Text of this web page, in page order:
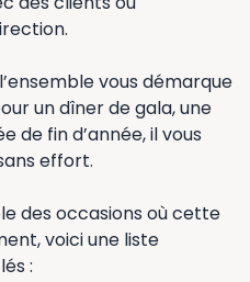
vous démarque
un dîner de gala, une
de fin d’année, il vous
effort.
des occasions où cette
voici une liste
: